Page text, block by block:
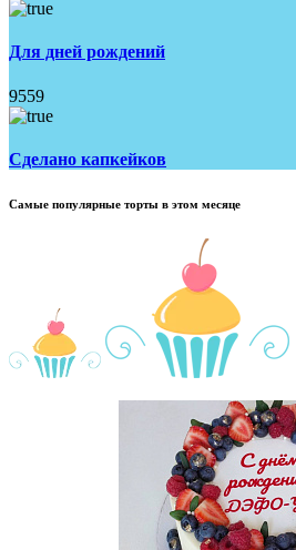
Для дней рождений
9559
Сделано капкейков
Самые популярные торты в этом месяце